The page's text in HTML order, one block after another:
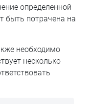
определенной
быть потрачена на
необходимо
несколько